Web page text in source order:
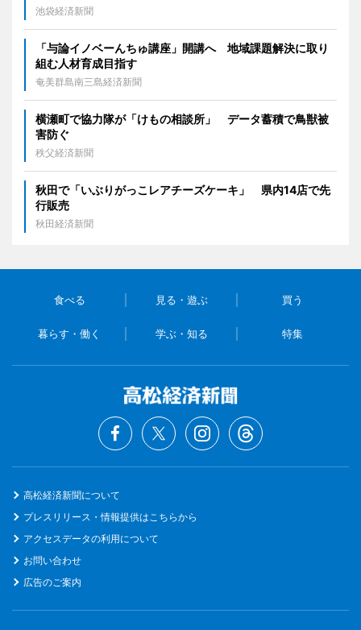
池袋経済新聞
「与論イノベーんちゅ講座」開講へ 地域課題解決に取り
組む人材育成目指す
奄美群島南三島経済新聞
横瀬町で協力隊が「けもの相談所」 データ蓄積で鳥獣被
害防ぐ
秩父経済新聞
秋田で「いぶりがっこレアチーズケーキ」 県内14店で先
行販売
秋田経済新聞
食べる 見る・遊ぶ 買う
暮らす・働く 学ぶ・知る 特集
高松経済新聞について
プレスリリース・情報提供はこちらから
アクセスデータの利用について
お問い合わせ
広告のご案内